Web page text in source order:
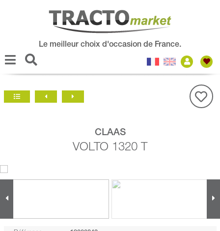
Le meilleur choix d'occasion de France.
CLAAS
VOLTO 1320 T